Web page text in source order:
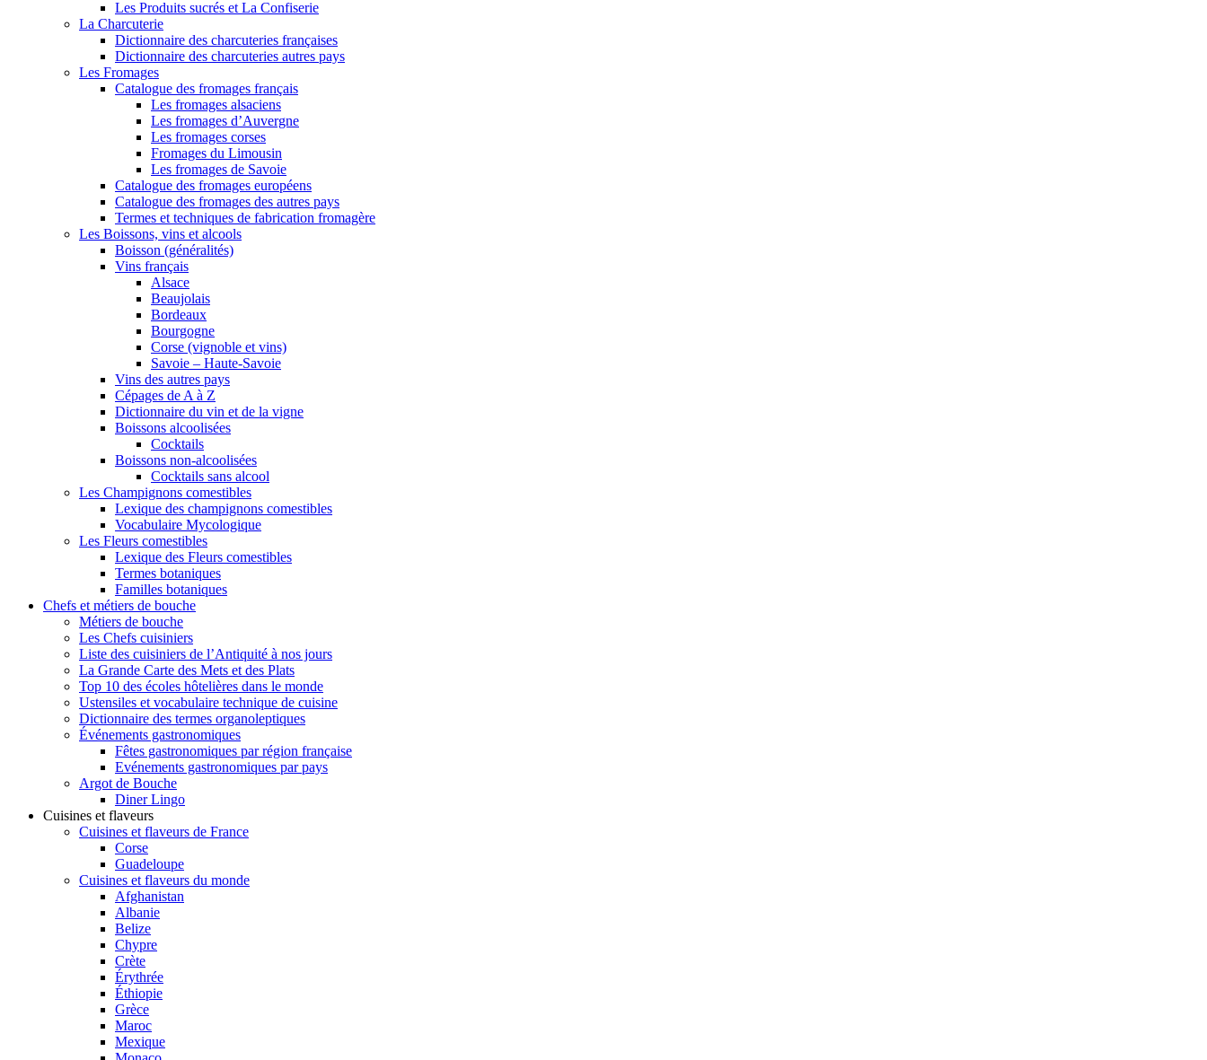
Les Produits sucrés et La Confiserie
La Charcuterie
Dictionnaire des charcuteries françaises
Dictionnaire des charcuteries autres pays
Les Fromages
Catalogue des fromages français
Les fromages alsaciens
Les fromages d’Auvergne
Les fromages corses
Fromages du Limousin
Les fromages de Savoie
Catalogue des fromages européens
Catalogue des fromages des autres pays
Termes et techniques de fabrication fromagère
Les Boissons, vins et alcools
Boisson (généralités)
Vins français
Alsace
Beaujolais
Bordeaux
Bourgogne
Corse (vignoble et vins)
Savoie – Haute-Savoie
Vins des autres pays
Cépages de A à Z
Dictionnaire du vin et de la vigne
Boissons alcoolisées
Cocktails
Boissons non-alcoolisées
Cocktails sans alcool
Les Champignons comestibles
Lexique des champignons comestibles
Vocabulaire Mycologique
Les Fleurs comestibles
Lexique des Fleurs comestibles
Termes botaniques
Familles botaniques
Chefs et métiers de bouche
Métiers de bouche
Les Chefs cuisiniers
Liste des cuisiniers de l’Antiquité à nos jours
La Grande Carte des Mets et des Plats
Top 10 des écoles hôtelières dans le monde
Ustensiles et vocabulaire technique de cuisine
Dictionnaire des termes organoleptiques
Événements gastronomiques
Fêtes gastronomiques par région française
Evénements gastronomiques par pays
Argot de Bouche
Diner Lingo
Cuisines et flaveurs
Cuisines et flaveurs de France
Corse
Guadeloupe
Cuisines et flaveurs du monde
Afghanistan
Albanie
Belize
Chypre
Crète
Érythrée
Éthiopie
Grèce
Maroc
Mexique